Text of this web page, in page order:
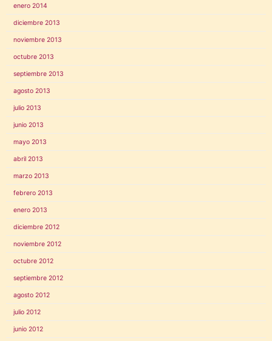
enero 2014
diciembre 2013
noviembre 2013
octubre 2013
septiembre 2013
agosto 2013
julio 2013
junio 2013
mayo 2013
abril 2013
marzo 2013
febrero 2013
enero 2013
diciembre 2012
noviembre 2012
octubre 2012
septiembre 2012
agosto 2012
julio 2012
junio 2012